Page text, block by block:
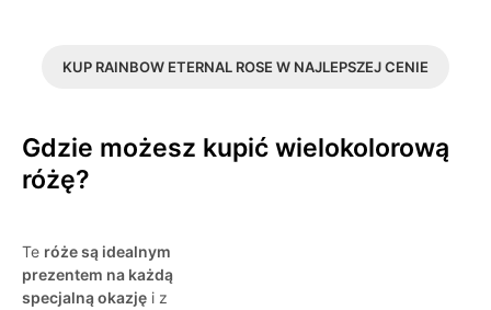
KUP RAINBOW ETERNAL ROSE W NAJLEPSZEJ CENIE
Gdzie możesz kupić wielokolorową
różę?
Te róże są idealnym
prezentem na każdą
specjalną okazję i z